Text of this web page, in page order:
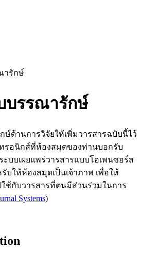
ารักษ์
บรรณารักษ์
ษ์ด้านการวิจัยให้เพิ่มวารสารฉบับนี้ไว้
ทรอนิกส์ที่ห้องสมุดของท่านบอกรับ
ะบบเผยแพร่วารสารแบบโอเพนซอร์ส
บให้ห้องสมุดเป็นเจ้าภาพ เพื่อให้
ช้กับวารสารที่ตนมีส่วนร่วมในการ
Systems)